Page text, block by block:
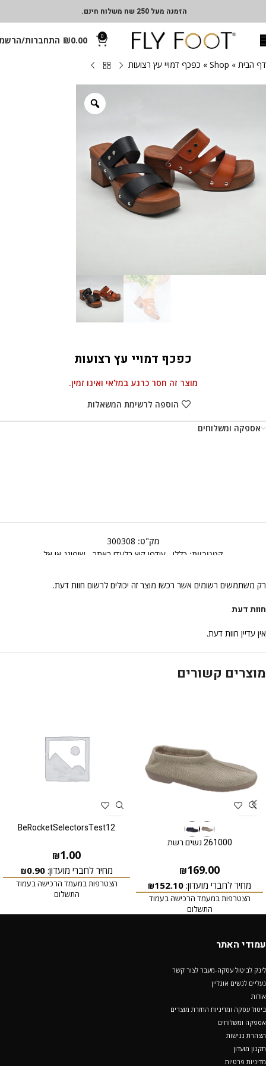
הזמנה מעל 250 שח משלוח חינם.
0
₪0.00 התחברות/
דף הבית »
Shop
» כפכף דמויי עץ רצועות
כפכף דמויי עץ רצועות
מוצר זה חסר כרגע במלאי ואינו זמין.
הוספה לרשימת המשאלות
אספקה ומשלוחים
מק"ט: 300308
קטגוריות: כללי עודפי קיץ בלעדי באתר שופינג אי אל
חוות דעת
אין עדיין חוות דעת.
רק משתמשים רשומים אשר רכשו מוצר זה יכולים לרשום חוות דעת.
מוצרים קשורים
261000 נשים רשת
₪169.00
מחיר לחברי מועדון: ₪152.10
הצטרפות במעמד הרכישה בעמוד
התשלום
BeRocketSelectorsTest12
₪1.00
מחיר לחברי מועדון: ₪0.90
הצטרפות במעמד הרכישה בעמוד
התשלום
עמודי האתר
לינק לביטול עסקה-מעבר לצור קשר
נעליים לנשים אונליין
אודות
ביטול עסקה ומדיניות החזרת מוצרים
אספקה ומשלוחים
הצהרת נגישות
תקנון מועדון
מדיניות פרטיות